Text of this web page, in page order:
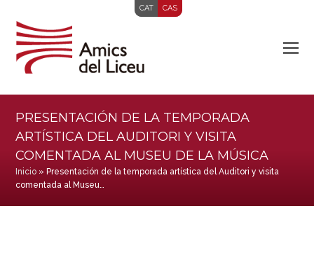
CAT CAS
PRESENTACIÓN DE LA TEMPORADA
ARTÍSTICA DEL AUDITORI Y VISITA
COMENTADA AL MUSEU DE LA MÚSICA
Inicio » Presentación de la temporada artística del Auditori y visita
comentada al Museu…